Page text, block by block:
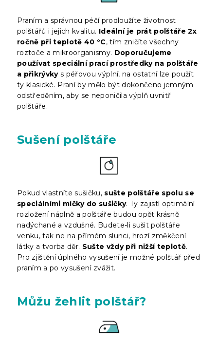
Praním a správnou péčí prodloužíte životnost
polštářů i jejich kvalitu. Ideální je prát polštáře 2x
ročně při teplotě 40 °C, tím zničíte všechny
roztoče a mikroorganismy. Doporučujeme
používat speciální prací prostředky na polštáře
a přikrývkys péřovou výplní, na ostatní lze použít
ty klasické. Praní by mělo být dokončeno jemným
odstředěním, aby se neponičila výplň uvnitř
polštáře.
Sušení polštáře
Pokud vlastníte sušičku, sušte polštáře spolu se
speciálními míčky do sušičky. Ty zajistí optimální
rozložení náplně a polštáře budou opět krásně
nadýchané a vzdušné. Budete-li sušit polštáře
venku, tak ne na přímém slunci, hrozí změkčení
látky a tvorba děr. Sušte vždy při nižší teplotě.
Pro zjištění úplného vysušení je možné polštář před
praním a po vysušení zvážit.
Můžu žehlit polštář?